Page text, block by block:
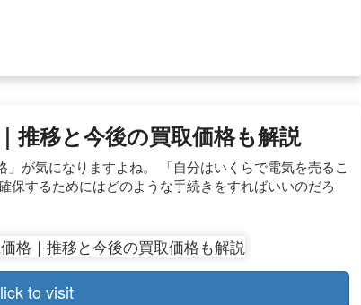
推移と今後の買取価格も解説
が気になりますよね。 「自分はいくらで電気を売るこ
保するためにはどのような手続きをすればいいのだろ
to visit